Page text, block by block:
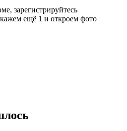
зарегистрируйтесь
ещё 1 и откроем фото